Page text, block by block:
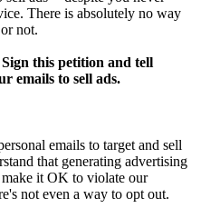
There is absolutely no way
not.
Sign this petition and tell
emails to sell ads.
emails to target and sell
that generating advertising
it OK to violate our
not even a way to opt out.